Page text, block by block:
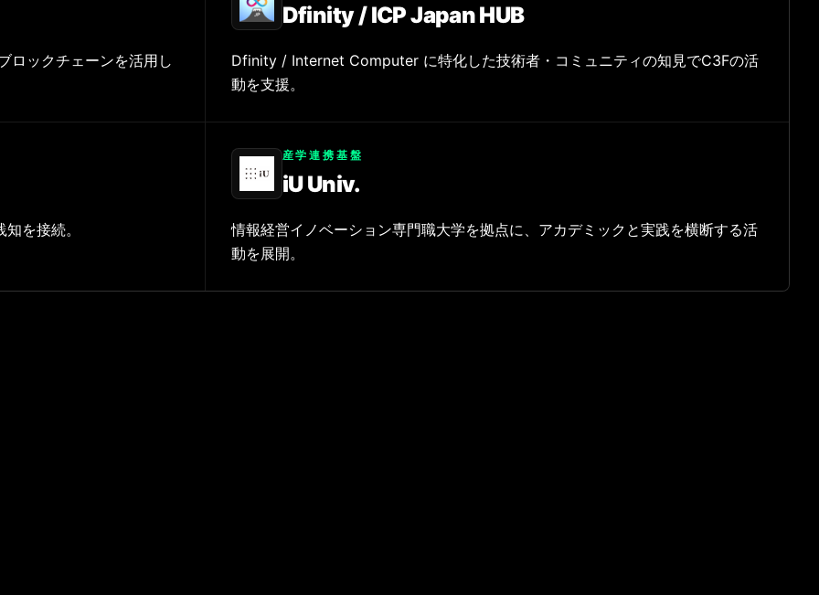
ロックチェーンを活用し
Dfinity / ICP Japan HUB
Dfinity / Internet Computer に特化した技術者・コミュニティの知見でC3Fの活
動を支援。
を接続。
産学連携基盤
iU Univ.
情報経営イノベーション専門職大学を拠点に、アカデミックと実践を横断する活
動を展開。